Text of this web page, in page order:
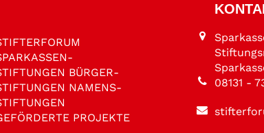
BÜRGER­
NAMENS­
PROJEKTE
08131 -